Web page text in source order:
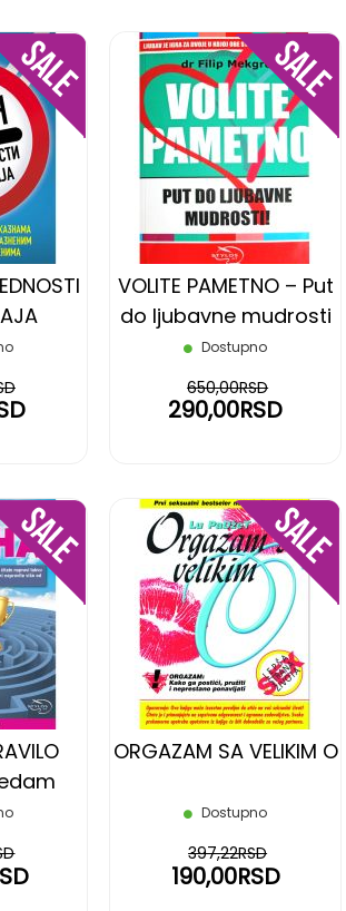
DODAJ
NA
VOLITE PAMETNO – Put
do ljubavne mudrosti
Dostupno
290,00RSD
650,00RSD
NA
za
DODAJ
NA
ORGAZAM SA VELIKIM O
Dostupno
190,00RSD
397,22RSD
NA